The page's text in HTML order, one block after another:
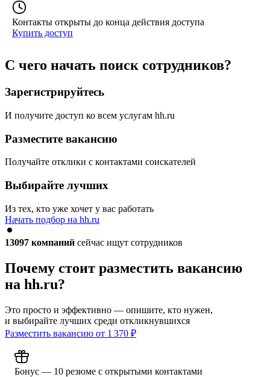
Контакты открыты до конца действия доступа
Купить доступ
С чего начать поиск сотрудников?
Зарегистрируйтесь
И получите доступ ко всем услугам hh.ru
Разместите вакансию
Получайте отклики с контактами соискателей
Выбирайте лучших
Из тех, кто уже хочет у вас работать
Начать подбор на hh.ru
13097 компаний сейчас ищут сотрудников
Почему стоит разместить вакансию
на hh.ru?
Это просто и эффективно — опишите, кто нужен,
и выбирайте лучших среди откликнувшихся
Разместить вакансию от 1 370 ₽
Бонус — 10 резюме с открытыми контактами